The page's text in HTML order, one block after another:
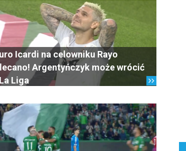
Icardi na celowniku Rayo
Argentyńczyk może wrócić
Liga